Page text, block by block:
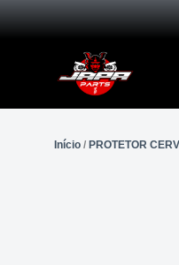
Ir
Início/ PROTETOR